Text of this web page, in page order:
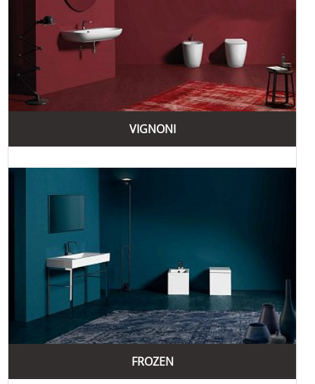
VIGNONI
FROZEN